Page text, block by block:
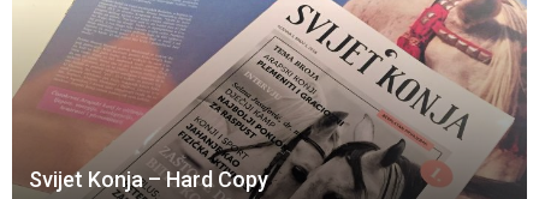
Svijet Konja – Hard Copy